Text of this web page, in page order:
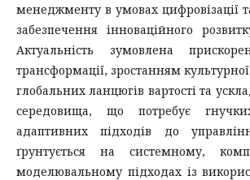
менеджменту в умовах цифровізації
забезпечення інноваційного
Актуальність зумовлена
трансформації, зростанням культурної
глобальних ланцюгів вартості та
середовища, що потребує
адаптивних підходів до
ґрунтується на системному,
моделювальному підходах із